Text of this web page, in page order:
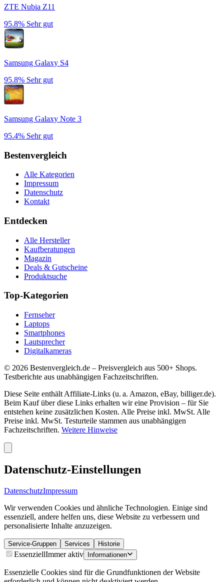
ZTE Nubia Z11
95.8% Sehr gut
Samsung Galaxy S4
95.8% Sehr gut
Samsung Galaxy Note 3
95.4% Sehr gut
Bestenvergleich
Alle Kategorien
Impressum
Datenschutz
Kontakt
Entdecken
Alle Hersteller
Kaufberatungen
Magazin
Deals & Gutscheine
Produktsuche
Top-Kategorien
Fernseher
Laptops
Smartphones
Lautsprecher
Digitalkameras
© 2026 Bestenvergleich.de – Preisvergleich aus 500+ Shops.
Testberichte aus unabhängigen Fachzeitschriften.
Diese Seite enthält Affiliate-Links (u. a. Amazon, eBay, billiger.de).
Beim Kauf über diese Links erhalten wir eine Provision – für Sie
entstehen keine zusätzlichen Kosten. Alle Preise inkl. MwSt. Alle
Preise inkl. MwSt. Testurteile stammen aus unabhängigen
Fachzeitschriften. Weitere Hinweise
Datenschutz-Einstellungen
DatenschutzImpressum
Wir verwenden Cookies und ähnliche Technologien. Einige sind
essenziell, andere helfen uns, diese Website zu verbessern und
personalisierte Inhalte anzuzeigen.
Service-Gruppen Services Historie
EssenziellImmer aktiv Informationen
Essenzielle Cookies sind für die Grundfunktionen der Website